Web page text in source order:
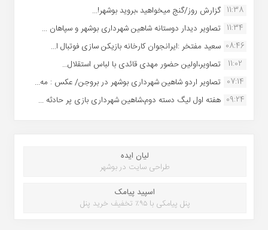
11:38 گزارش روز/گنج میخواهید ،بروید بوشهر!...
11:34 تصاویر دیدار دوستانه شاهین شهردارى بوشهر و سپاهان ...
08:46 سعید مفتخر :ایرانجوان کارخانه بازیکن سازی فوتبال ا...
11:02
تصاویر،اولین حضور مهدی قائدی با لباس استقلال...
07:14 تصاویر اردو شاهین شهرداری بوشهر در بروجن/ عکس : مه...
09:24 هفته اول لیگ دسته دوم،شاهین شهرداری بازی پر حادثه ...
لیان ایده
طراحی سایت در بوشهر
اسپید پیامک
پنل پیامکی با ۹۵٪ تخفیف خرید پنل